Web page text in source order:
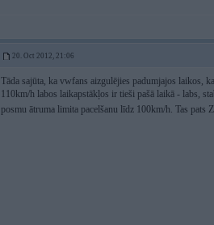
20. Oct 2012, 21:06
Tāda sajūta, ka vwfans aizgulējies padumjajos laikos,
110km/h labos laikapstākļos ir tieši pašā laikā - labs,
posmu ātruma limita pacelšanu līdz 100km/h. Tas